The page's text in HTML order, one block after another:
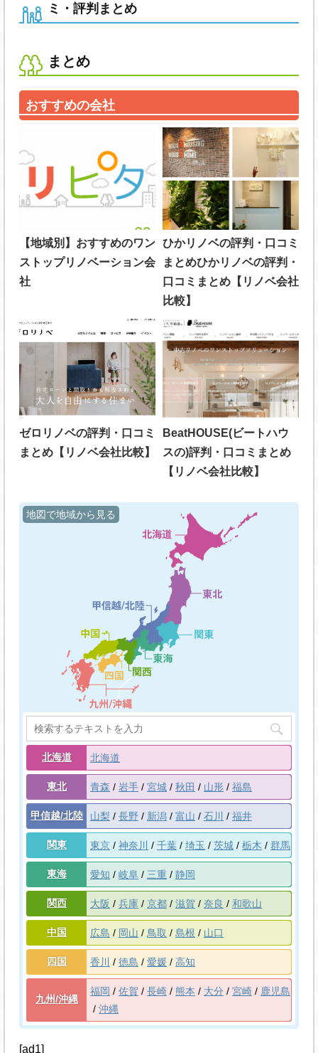
ミ・評判まとめ
まとめ
おすすめの会社
【地域別】おすすめのワン
ストップリノベーション会
社
ひかリノベの評判・口コミ
まとめひかリノベの評判・
口コミまとめ【リノベ会社
比較】
ゼロリノベの評判・口コミ
まとめ【リノベ会社比較】
BeatHOUSE(ビートハウ
スの)評判・口コミまとめ
【リノベ会社比較】
地図で地域から見る
北海道 北海道
東北 青森 岩手 宮城 秋田 山形 福島
甲信越/北陸 山梨 長野 新潟 富山 石川 福井
関東 東京 神奈川 千葉 埼玉 茨城 栃木 群馬
東海 愛知 岐阜 三重 静岡
関西 大阪 兵庫 京都 滋賀 奈良 和歌山
中国 広島 岡山 鳥取 島根 山口
四国 香川 徳島 愛媛 高知
九州/沖縄
福岡 佐賀 長崎 熊本 大分 宮崎
鹿児島
沖縄
[ad1]